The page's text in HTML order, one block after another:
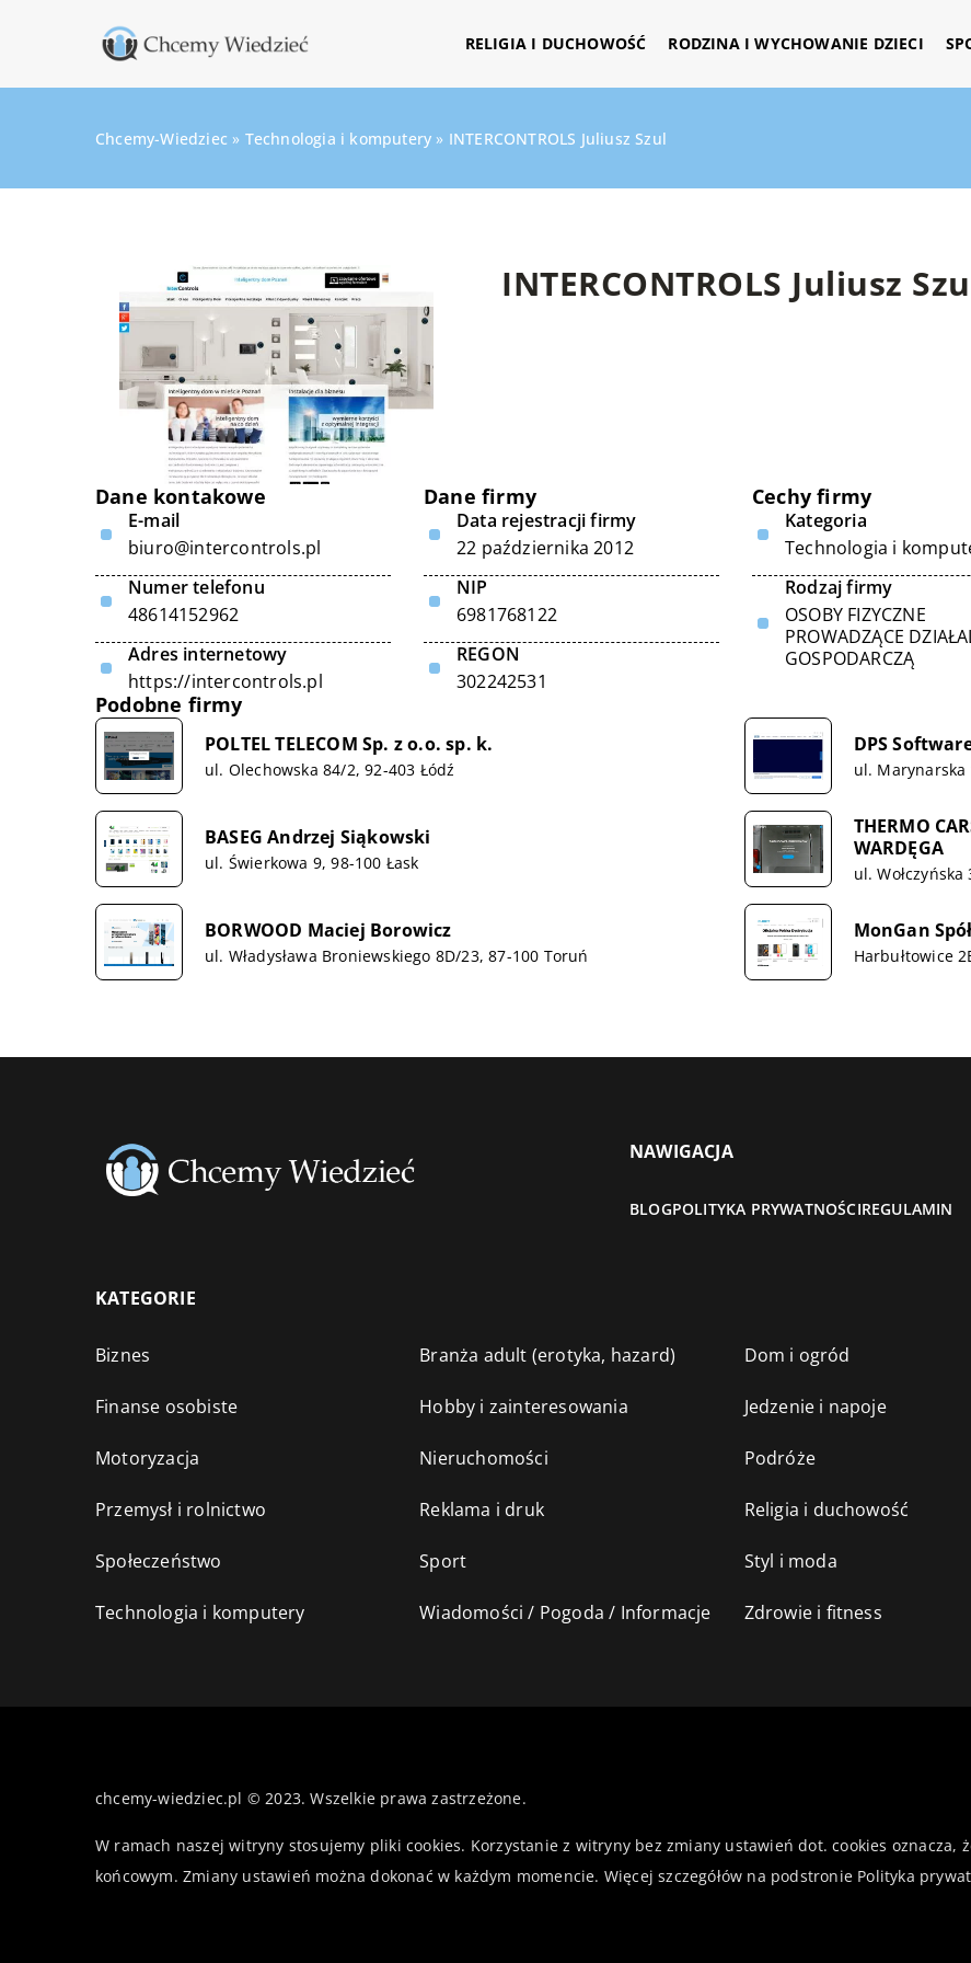
RELIGIA I DUCHOWOŚĆ RODZINA I WYCHOWANIE DZIECI
Chcemy-Wiedziec » Technologia i komputery » INTERCONTROLS Juliusz Szul
INTERCONTROLS Juliusz
Dane kontakowe
E-mail
biuro@intercontrols.pl
Numer telefonu
48614152962
Adres internetowy
https://intercontrols.pl
Dane firmy
Data rejestracji firmy
22 października 2012
NIP
6981768122
REGON
302242531
Cechy firmy
Kategoria
Technologia i
Rodzaj firmy
OSOBY FIZYCZNE
PROWADZĄCE
GOSPODARCZĄ
Podobne firmy
POLTEL TELECOM Sp. z o.o. sp. k.
ul. Olechowska 84/2, 92-403 Łódź
DPS
ul. Marynarska
BASEG Andrzej Siąkowski
ul. Świerkowa 9, 98-100 Łask
THERMO
WARDĘGA
ul.
BORWOOD Maciej Borowicz
ul. Władysława Broniewskiego 8D/23, 87-100 Toruń
MonGan
Harbułtowice
NAWIGACJA
BLOGPOLITYKA PRYWATNOŚCIREGULAMIN
KATEGORIE
Biznes Branża adult (erotyka, hazard) Dom i ogród
Finanse osobiste Hobby i zainteresowania Jedzenie i napoje
Motoryzacja Nieruchomości Podróże
Przemysł i rolnictwo Reklama i druk Religia i duchowość
Społeczeństwo Sport Styl i moda
Technologia i komputery Wiadomości / Pogoda / Informacje Zdrowie i fitness
chcemy-wiedziec.pl © 2023. Wszelkie prawa zastrzeżone.
W ramach naszej witryny stosujemy pliki cookies. Korzystanie z witryny bez zmiany ustawień dot. cookies oznacza,
końcowym. Zmiany ustawień można dokonać w każdym momencie. Więcej szczegółów na podstronie Polityka